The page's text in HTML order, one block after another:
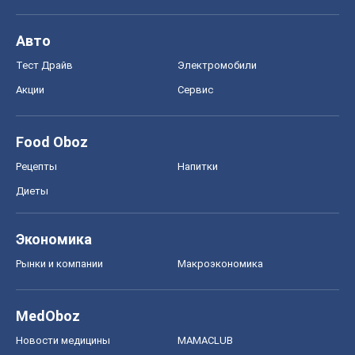
Авто
Тест Драйв Электромобили
Акции Сервис
Food Oboz
Рецепты Напитки
Диеты
Экономика
Рынки и компании Mакроэкономика
MedOboz
Новости медицины MAMACLUB